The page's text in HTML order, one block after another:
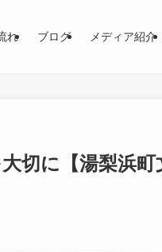
れ ブログ メディア紹介
切に【湯梨浜町